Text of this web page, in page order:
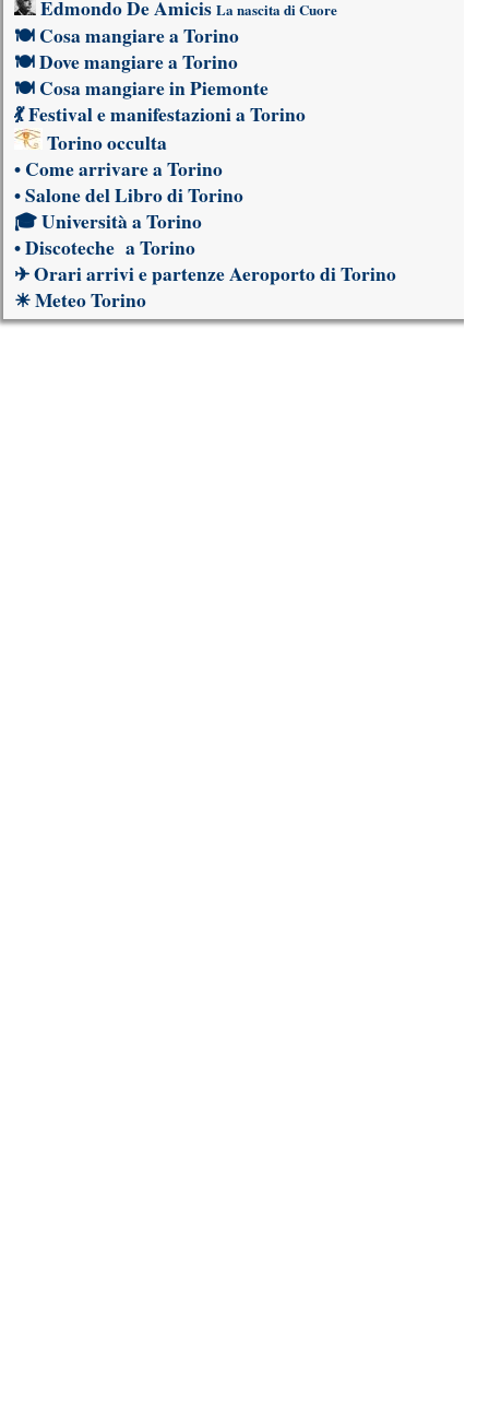
Edmondo De Amicis La nascita di Cuore
🍽 Cosa mangiare a Torino
🍽Dove mangiare a Torino
🍽 Cosa mangiare in Piemonte
💃Festival e manifestazioni a Torino
Torino occulta
• Come arrivare a Torino
•Salone del Libro di Torino
🎓Università a Torino
•Discoteche a Torino
✈Orari arrivi e partenze Aeroporto di Torino
☀Meteo Torino